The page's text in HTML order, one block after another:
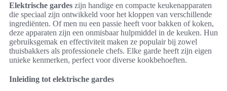
Elektrische gardes zijn handige en compacte keukenapparaten
die speciaal zijn ontwikkeld voor het kloppen van verschillende
ingrediënten. Of men nu een passie heeft voor bakken of koken,
deze apparaten zijn een onmisbaar hulpmiddel in de keuken. Hun
gebruiksgemak en effectiviteit maken ze populair bij zowel
thuisbakkers als professionele chefs. Elke garde heeft zijn eigen
unieke kenmerken, perfect voor diverse kookbehoeften.
Inleiding tot elektrische gardes